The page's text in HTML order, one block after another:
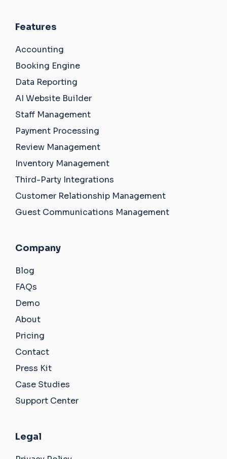
Features
Accounting
Booking Engine
Data Reporting
AI Website Builder
Staff Management
Payment Processing
Review Management
Inventory Management
Third-Party Integrations
Customer Relationship Management
Guest Communications Management
Company
Blog
FAQs
Demo
About
Pricing
Contact
Press Kit
Case Studies
Support Center
Legal